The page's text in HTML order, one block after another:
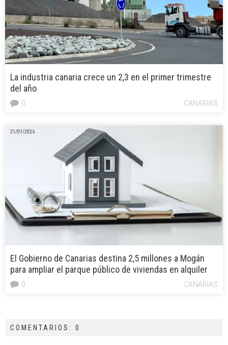
La industria canaria crece un 2,3 en el primer trimestre
del año
CANARIAS
0
21/01/2026
El Gobierno de Canarias destina 2,5 millones a Mogán
para ampliar el parque público de viviendas en alquiler
CANARIAS
0
COMENTARIOS: 0